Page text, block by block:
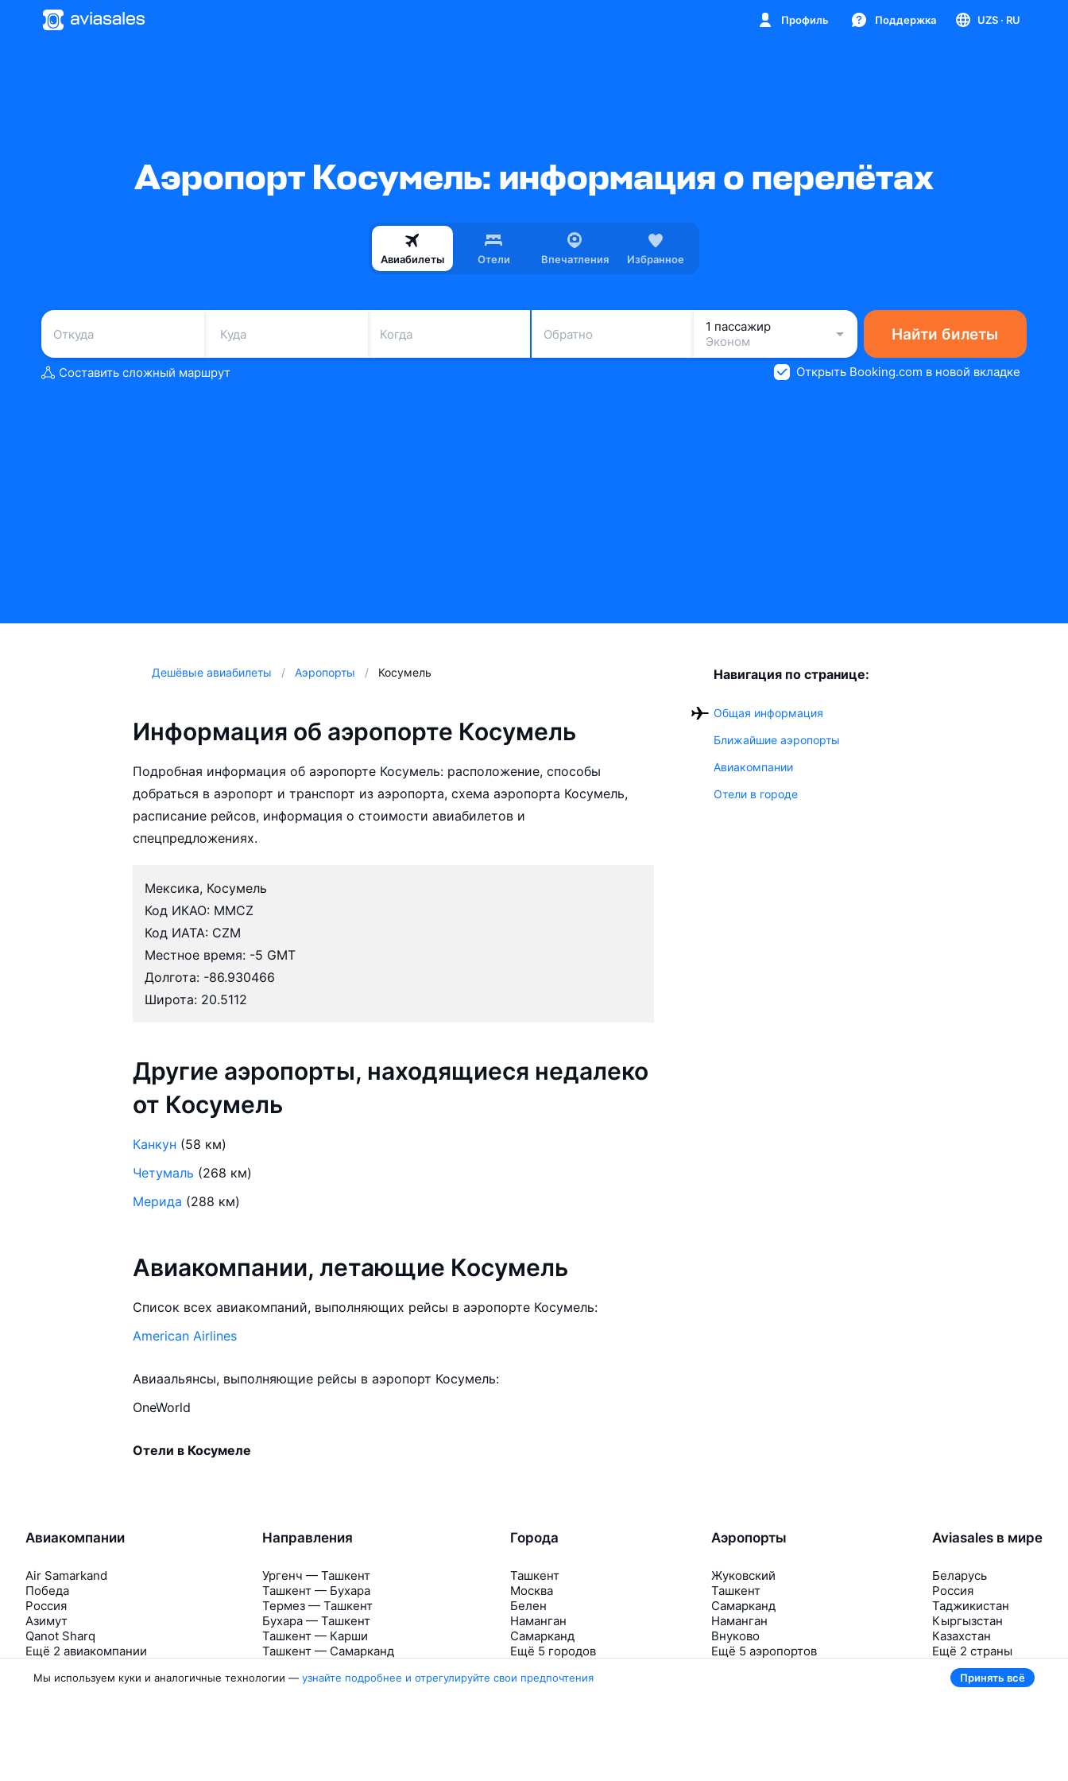
Профиль Поддержка UZS · RU
Аэропорт Косумель: информация о перелётах
Авиабилеты Отели Впечатления Избранное
Когда Обратно
1 пассажир
Эконом
Найти билеты
Составить сложный маршрут Открыть Booking.com в новой вкладке
Дешёвые авиабилеты Аэропорты Косумель
Информация об аэропорте Косумель
Подробная информация об аэропорте Косумель: расположение, способы
добраться в аэропорт и транспорт из аэропорта, схема аэропорта Косумель,
расписание рейсов, информация о стоимости авиабилетов и
спецпредложениях.
Мексика, Косумель
Код ИКАО: MMCZ
Код ИАТА: CZM
Местное время: -5 GMT
Долгота: -86.930466
Широта: 20.5112
Другие аэропорты, находящиеся недалеко
от Косумель
Канкун (58 км)
Четумаль (268 км)
Мерида (288 км)
Авиакомпании, летающие Косумель
Список всех авиакомпаний, выполняющих рейсы в аэропорте Косумель:
American Airlines
Авиаальянсы, выполняющие рейсы в аэропорт Косумель:
OneWorld
Отели в Косумеле
Навигация по странице:
Общая информация
Ближайшие аэропорты
Авиакомпании
Отели в городе
Авиакомпании
Air Samarkand
Победа
Россия
Азимут
Qanot Sharq
Ещё 2 авиакомпании
Направления
Ургенч — Ташкент
Ташкент — Бухара
Термез — Ташкент
Бухара — Ташкент
Ташкент — Карши
Ташкент — Самарканд
Города
Ташкент
Москва
Белен
Наманган
Самарканд
Ещё 5 городов
Аэропорты
Жуковский
Ташкент
Самарканд
Наманган
Внуково
Ещё 5 аэропортов
Aviasales в мире
Беларусь
Россия
Таджикистан
Кыргызстан
Казахстан
Ещё 2 страны
Мы используем куки и аналогичные технологии — узнайте подробнее и отрегулируйте свои предпочтения Принять всё